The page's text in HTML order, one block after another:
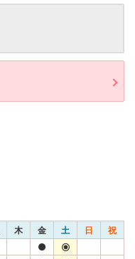
木 金 土 日 祝